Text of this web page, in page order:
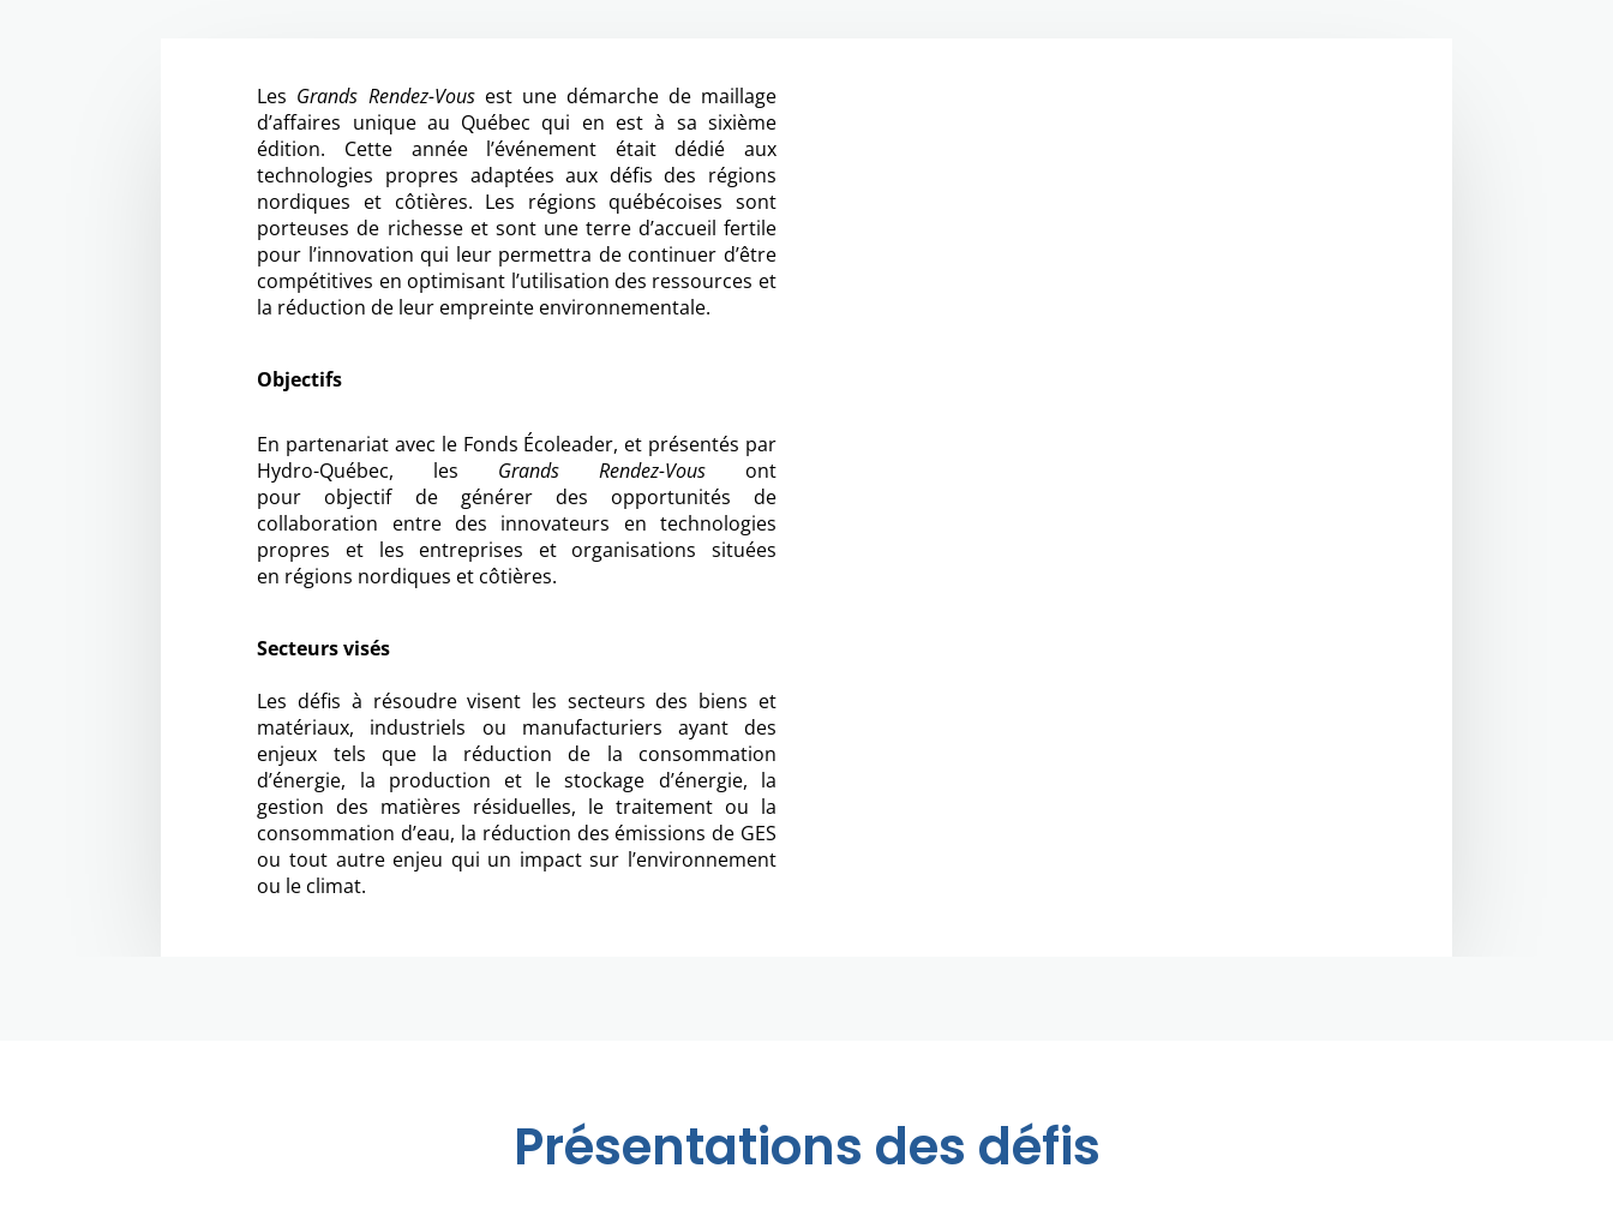
Les Grands Rendez-Vousest une démarche de maillage
d’affaires unique au Québec qui en est à sa sixième
édition. Cette année l’événement était dédié aux
technologies propres adaptées aux défis des régions
nordiques et côtières. Les régions québécoises sont
porteuses de richesse et sont une terre d’accueil fertile
pour l’innovation qui leur permettra de continuer d’être
compétitives en optimisant l’utilisation des ressources et
la réduction de leur empreinte environnementale.
Objectifs
En partenariat avec le Fonds Écoleader, et présentés par
Hydro-Québec, les Grands Rendez-Vousont
pour objectif de générer des opportunités de
collaboration entre des innovateurs en technologies
propres et les entreprises et organisations situées
en régions nordiques et côtières.
Secteurs visés
Les défis à résoudre visent les secteurs des biens et
matériaux, industriels ou manufacturiers ayant des
enjeux tels que la réduction de la consommation
d’énergie, la production et le stockage d’énergie, la
gestion des matières résiduelles, le traitement ou la
consommation d’eau, la réduction des émissions de GES
ou tout autre enjeu qui un impact sur l’environnement
ou le climat.
Présentations des défis